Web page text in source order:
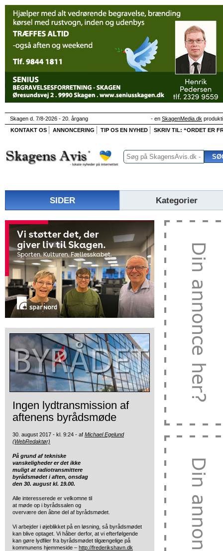
Skagen d. 7/8-2026 - 20. årgang - en SkagenMedia.dk
KONTAKT OS
ANNONCERING TIP OS EN NYHED SKRIV TIL: “ORDET ER
SIDER Kategorier
Ingen lydtransmission af
aftenens byrådsmøde
30. august 2017 - kl. 9:24 - af Michael Egelund
(WebRedaktør)
På grund af tekniske
vanskeligheder er det ikke
muligt at radiotransmittere
byrådsmødet i aften, onsdag
den 30. august kl. 19.00.
Alle interesserede er velkomne til
at møde op i byrådssalen og
overvære den åbne del af byrådsmødet.
Vi arbejder i øjeblikket på en løsning, så byrådsmødet
kan blive optaget. Vi håber derfor, at vi efterfølgende
kan gøre lydfiler fra byrådsmødet tilgængelige på
kommunens hjemmeside – http://frederikshavn.dk